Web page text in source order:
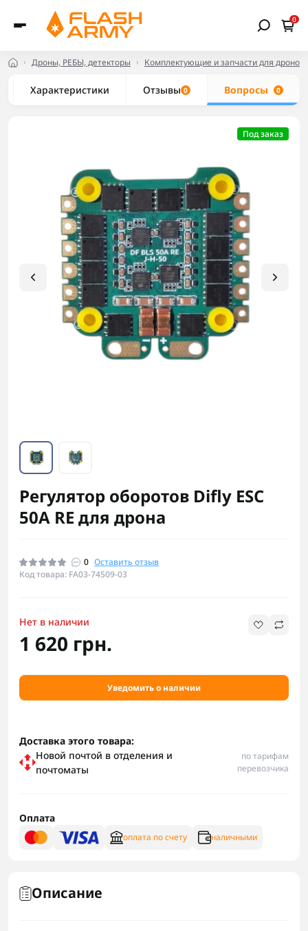
0
Дроны, РЕБЫ, детекторы Комплектующие и запчасти для дронов
Характеристики Отзывы 0 Вопросы 0
Под заказ
Регулятор оборотов Difly ESC
50A RE для дрона
0 Оставить отзыв
Код товара: FA03-74509-03
Нет в наличии
1 620 грн.
Уведомить о наличии
Доставка этого товара:
Новой почтой в отделения и
почтоматы
по тарифам
перевозчика
Оплата
оплата по счету наличными
Описание